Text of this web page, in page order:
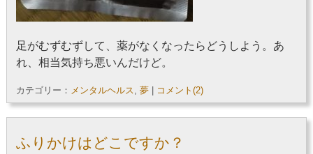
足がむずむずして、薬がなくなったらどうしよう。あ
れ、相当気持ち悪いんだけど。
カテゴリー： メンタルヘルス, 夢 コメント(2)
ふりかけはどこですか？